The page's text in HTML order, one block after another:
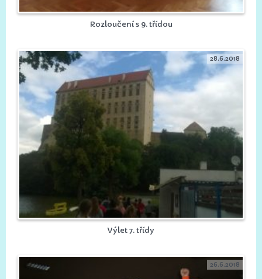
Rozloučení s 9. třídou
28.6.2018
Výlet 7. třídy
26.6.2018